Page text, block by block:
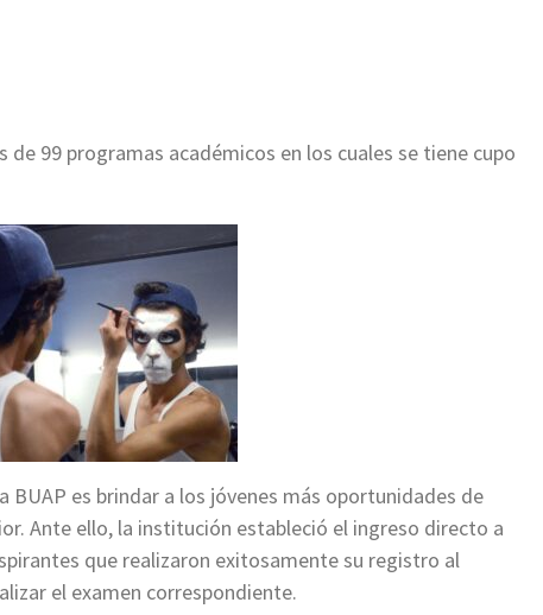
99 programas académicos en los cuales se tiene cupo
es brindar a los jóvenes más oportunidades de
Ante ello, la institución estableció el ingreso directo a
que realizaron exitosamente su registro al
el examen correspondiente.